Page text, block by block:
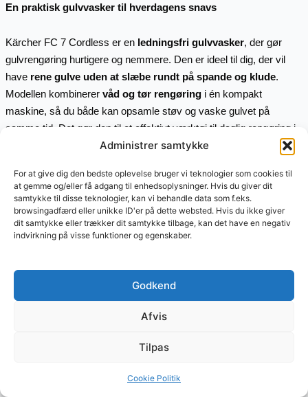
Administrer samtykke
For at give dig den bedste oplevelse bruger vi teknologier som cookies til
at gemme og/eller få adgang til enhedsoplysninger. Hvis du giver dit
samtykke til disse teknologier, kan vi behandle data som f.eks.
browsingadfærd eller unikke ID'er på dette websted. Hvis du ikke giver
dit samtykke eller trækker dit samtykke tilbage, kan det have en negativ
indvirkning på visse funktioner og egenskaber.
Godkend
Afvis
Tilpas
Cookie Politik
En praktisk gulvvasker til hverdagens snavs
Kärcher FC 7 Cordless er en ledningsfri gulvvasker, der gør
gulvrengøring hurtigere og nemmere. Den er ideel til dig, der vil
have rene gulve uden at slæbe rundt på spande og klude.
Modellen kombinerer våd og tør rengøringi én kompakt
maskine, så du både kan opsamle støv og vaske gulvet på
samme tid. Det gør den til et effektivt værktøj til daglig rengøring i
hjem med børn, kæledyr eller bare almindeligt hverdagsliv.
Smart to-tank system for renere resultat
En af Kärchers styrker er detto-tank system, som holderrent og
snavset vand adskilt. Det betyder, at du altid vasker med frisk
Rentvandsbeholderen rummer0,4 liter, og spildevandstanken0,2
, hvilket passer fint til et rengøringsareal på op til
opladning.